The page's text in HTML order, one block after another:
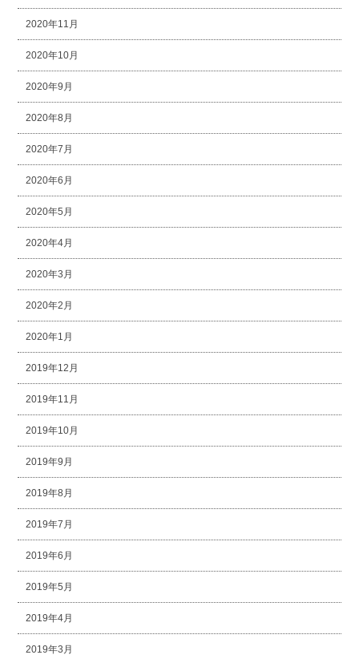
2020年11月
2020年10月
2020年9月
2020年8月
2020年7月
2020年6月
2020年5月
2020年4月
2020年3月
2020年2月
2020年1月
2019年12月
2019年11月
2019年10月
2019年9月
2019年8月
2019年7月
2019年6月
2019年5月
2019年4月
2019年3月